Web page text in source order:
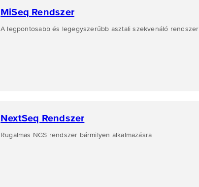
MiSeq Rendszer
A legpontosabb és legegyszerűbb asztali szekvenáló rendszer
NextSeq Rendszer
Rugalmas NGS rendszer bármilyen alkalmazásra